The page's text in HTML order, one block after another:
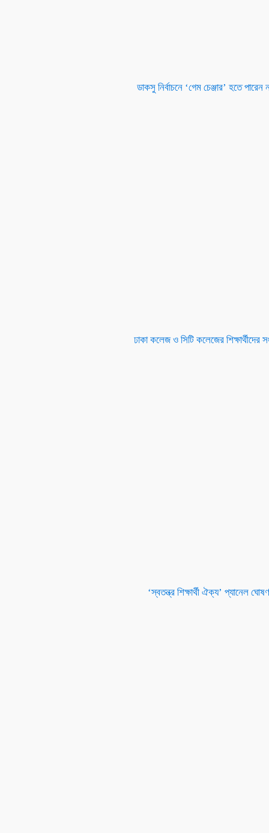
ডাকসু নির্বাচনে ‘গেম চেঞ্জার’ হতে পারেন
ঢাকা কলেজ ও সিটি কলেজের শিক্ষার্থীদের
‘স্বতন্ত্র শিক্ষার্থী ঐক্য’ প্যানেল